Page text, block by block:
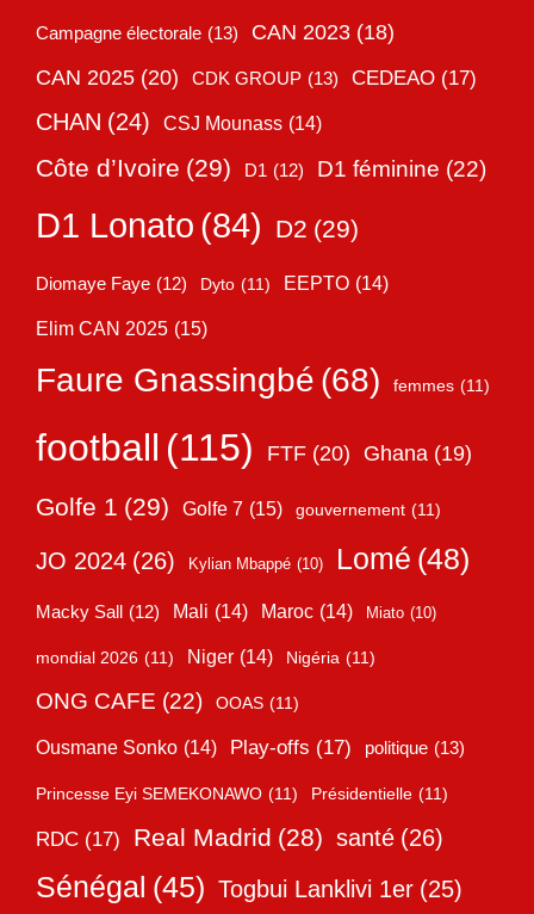
Campagne électorale (13) CAN 2023 (18)
CAN 2025 (20) CDK GROUP (13) CEDEAO (17)
CHAN (24) CSJ Mounass (14)
Côte d’Ivoire (29) D1 (12) D1 féminine (22)
D1 Lonato (84) D2 (29)
Diomaye Faye (12) Dyto (11) EEPTO (14)
Elim CAN 2025 (15)
Faure Gnassingbé (68) femmes (11)
football (115) FTF (20) Ghana (19)
Golfe 1 (29) Golfe 7 (15) gouvernement (11)
JO 2024 (26) Kylian Mbappé (10) Lomé (48)
Macky Sall (12) Mali (14) Maroc (14) Miato (10)
mondial 2026 (11) Niger (14) Nigéria (11)
ONG CAFE (22) OOAS (11)
Ousmane Sonko (14) Play-offs (17) politique (13)
Princesse Eyi SEMEKONAWO (11) Présidentielle (11)
RDC (17) Real Madrid (28) santé (26)
Sénégal (45) Togbui Lanklivi 1er (25)